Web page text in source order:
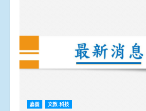
嘉義 文教.科技